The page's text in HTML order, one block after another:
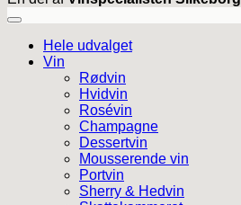
Hele udvalget
Vin
Rødvin
Hvidvin
Rosévin
Champagne
Dessertvin
Mousserende vin
Portvin
Sherry & Hedvin